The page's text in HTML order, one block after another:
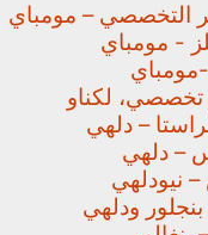
التخصصي – مومباي
- مومباي
لكناو
– دلهي
– دلهي
نيودلهي
ودلهي